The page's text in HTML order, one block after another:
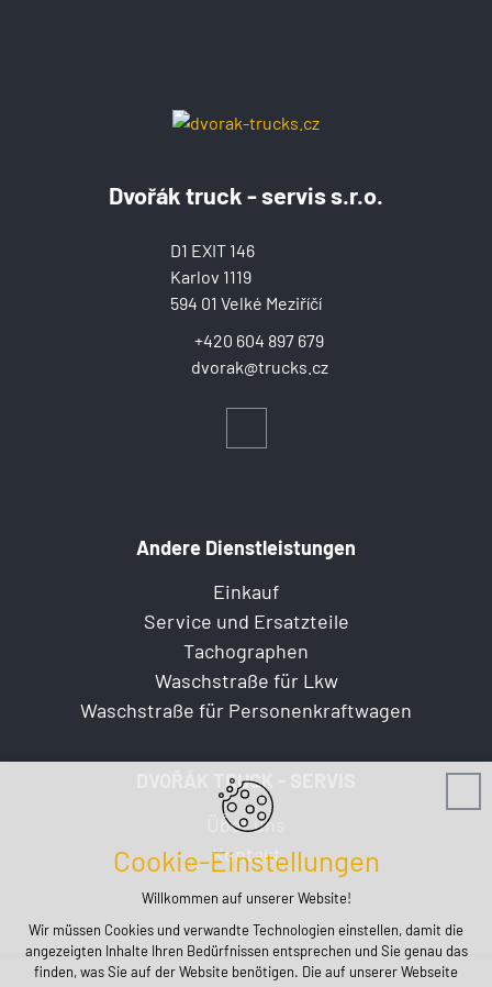
Dvořák truck - servis s.r.o.
dvorak@trucks.cz
+420 604 897 679
D1 EXIT 146
Karlov 1119
594 01 Velké Meziříčí
Andere Dienstleistungen
Einkauf
Service und Ersatzteile
Tachographen
Waschstraße für Lkw
Waschstraße für Personenkraftwagen
DVOŘÁK TRUCK - SERVIS
Über uns
Kontakt
Cookie-Einstellungen
Willkommen auf unserer Website!
Wir müssen Cookies und verwandte Technologien einstellen, damit die
angezeigten Inhalte Ihren Bedürfnissen entsprechen und Sie genau das
finden, was Sie auf der Website benötigen. Die auf unserer Webseite